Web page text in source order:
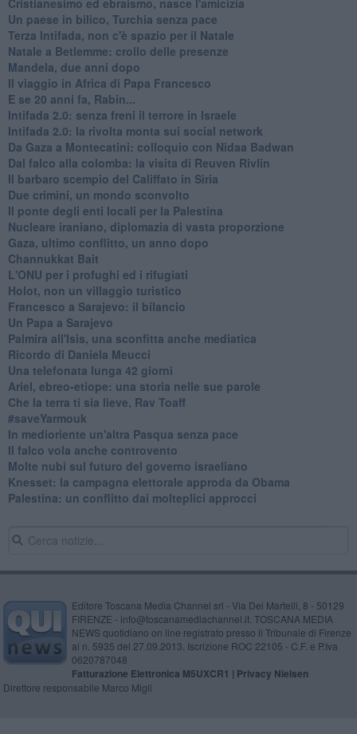
Un paese in bilico, Turchia senza pace
Terza Intifada, non c'è spazio per il Natale
Natale a Betlemme: crollo delle presenze
Mandela, due anni dopo
Il viaggio in Africa di Papa Francesco
E se 20 anni fa, Rabin...
Intifada 2.0: senza freni il terrore in Israele
Intifada 2.0: la rivolta monta sui social network
Da Gaza a Montecatini: colloquio con Nidaa Badwan
Dal falco alla colomba: la visita di Reuven Rivlin
Il barbaro scempio del Califfato in Siria
Due crimini, un mondo sconvolto
Il ponte degli enti locali per la Palestina
Nucleare iraniano, diplomazia di vasta proporzione
Gaza, ultimo conflitto, un anno dopo
Channukkat Bait
L'ONU per i profughi ed i rifugiati
Holot, non un villaggio turistico
Francesco a Sarajevo: il bilancio
Un Papa a Sarajevo
Palmira all'Isis, una sconfitta anche mediatica
Ricordo di Daniela Meucci
​Una telefonata lunga 42 giorni
​Ariel, ebreo-etiope: una storia nelle sue parole
Che la terra ti sia lieve, Rav Toaff
​#saveYarmouk
​In medioriente un'altra Pasqua senza pace
​Il falco vola anche controvento
Molte nubi sul futuro del governo israeliano
Knesset: la campagna elettorale approda da Obama
Palestina: un conflitto dai molteplici approcci
Editore Toscana Media Channel srl - Via Dei Martelli, 8 - 50129
FIRENZE - info@toscanamediachannel.it. TOSCANA MEDIA
NEWS quotidiano on line registrato presso il Tribunale di Firenze
al n. 5935 del 27.09.2013. Iscrizione ROC 22105 - C.F. e P.Iva
0620787048
Fatturazione Elettronica M5UXCR1 | Privacy Nielsen
Direttore responsabile Marco Migli